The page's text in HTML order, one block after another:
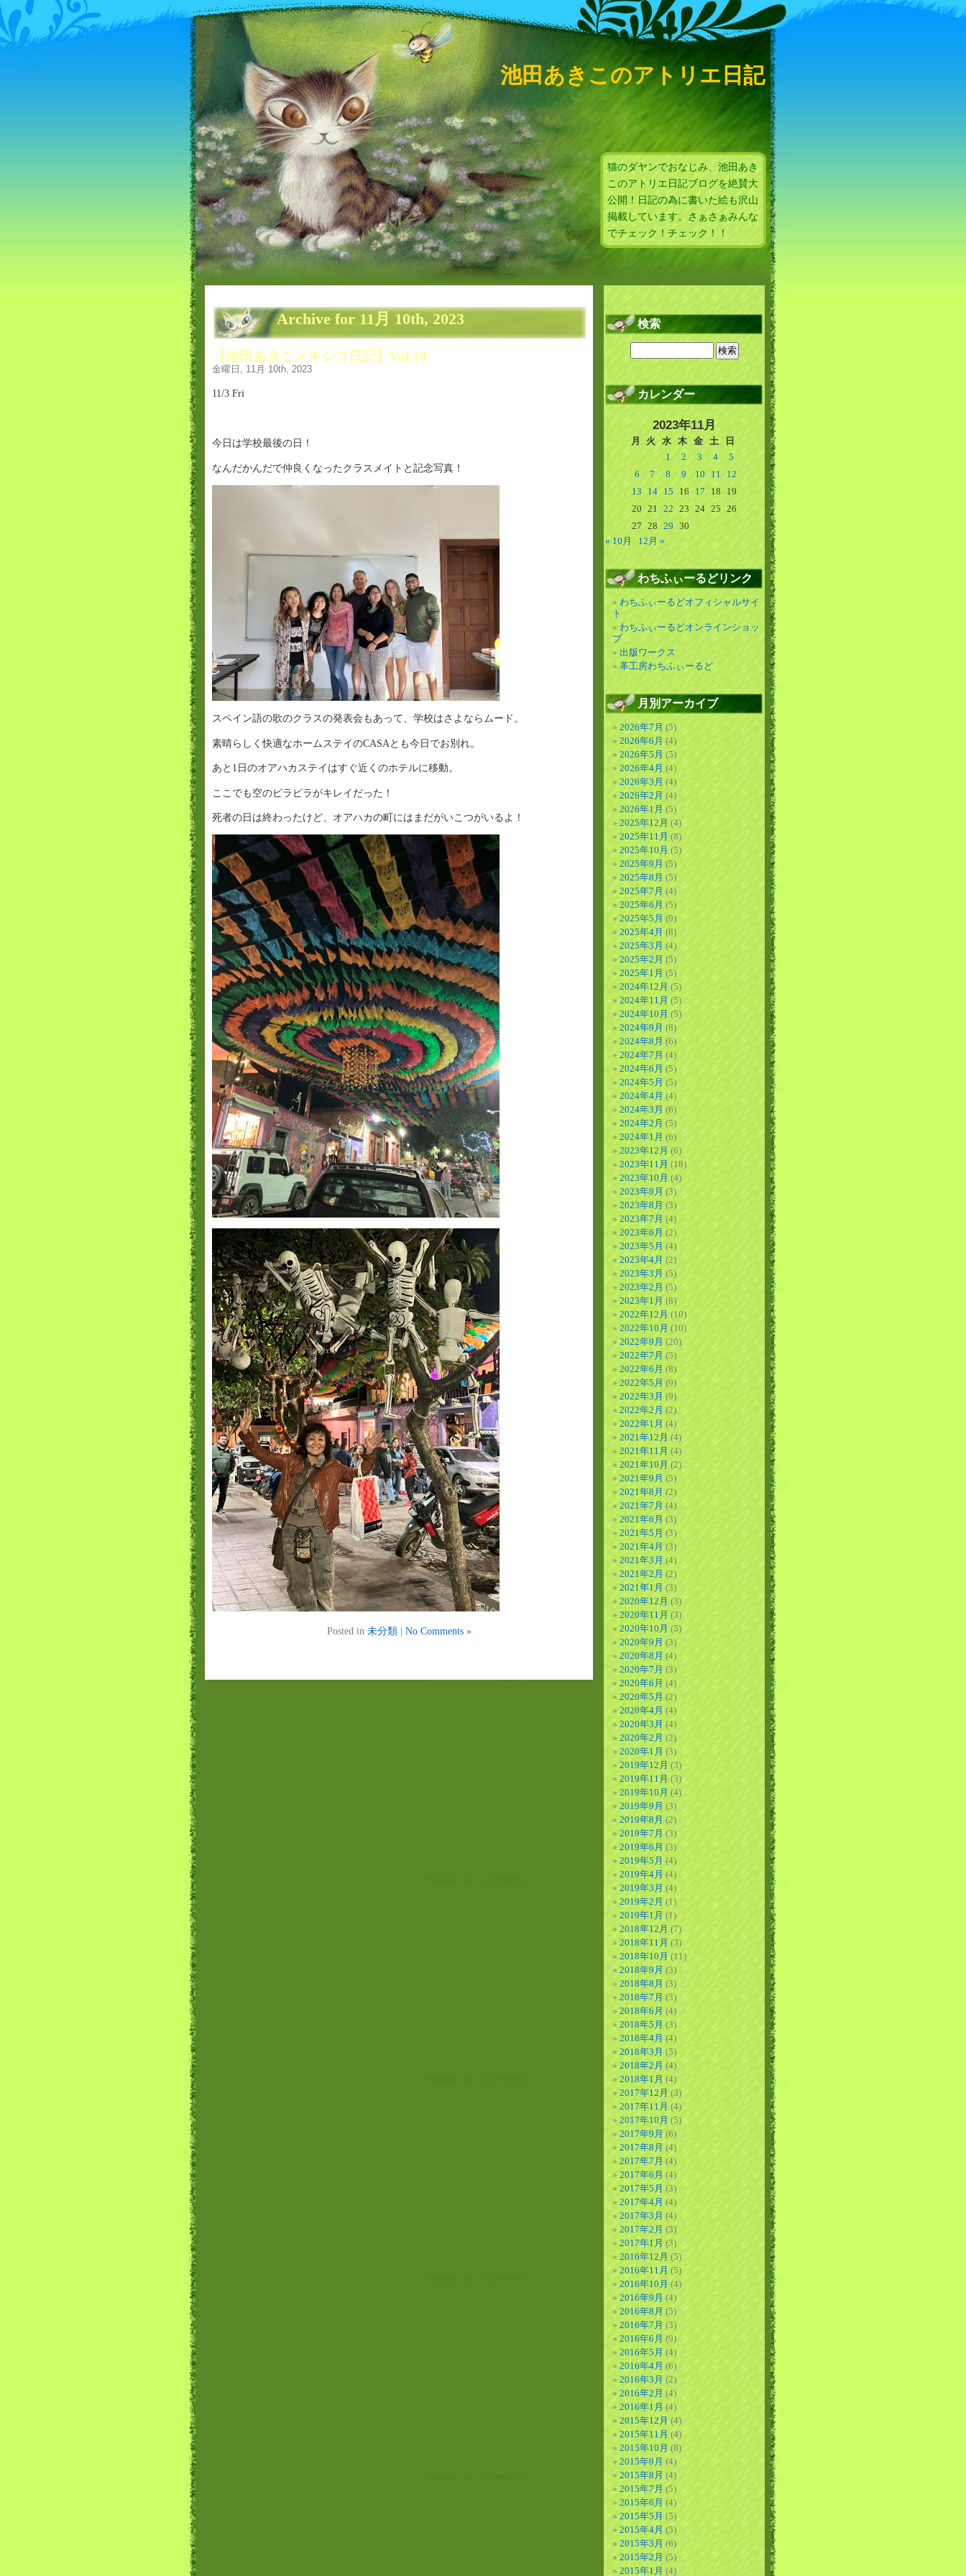
池田あきこのアトリエ日記
猫のダヤンでおなじみ、池田あき
このアトリエ日記ブログを絶賛大
公開！日記の為に書いた絵も沢山
掲載しています。さぁさぁみんな
でチェック！チェック！！
Archive for 11月 10th, 2023
【池田あきこメキシコ日記】Vol.10
金曜日, 11月 10th, 2023
11/3 Fri
今日は学校最後の日！
なんだかんだで仲良くなったクラスメイトと記念写真！
スペイン語の歌のクラスの発表会もあって、学校はさよならムード。
素晴らしく快適なホームステイのCASAとも今日でお別れ。
あと1日のオアハカステイはすぐ近くのホテルに移動。
ここでも空のピラピラがキレイだった！
死者の日は終わったけど、オアハカの町にはまだがいこつがいるよ！
Posted in 未分類| No Comments »
検索
カレンダー
2023年11月
月 火 水 木 金 土
日
1
2 3 4
5
6
7 8 9 10 11
12
13
14 15 16 17 18
19
20 21 22 23 24 25 26
27 28 29 30
« 10月
12月 »
わちふぃーるどリンク
わちふぃーるどオフィシャルサイ
ト
わちふぃーるどオンラインショッ
プ
出版ワークス
革工房わちふぃーるど
月別アーカイブ
2026年7月 (5)
2026年6月 (4)
2026年5月 (5)
2026年4月 (4)
2026年3月 (4)
2026年2月 (4)
2026年1月 (5)
2025年12月 (4)
2025年11月 (8)
2025年10月 (5)
2025年9月 (5)
2025年8月 (5)
2025年7月 (4)
2025年6月 (5)
2025年5月 (9)
2025年4月 (8)
2025年3月 (4)
2025年2月 (5)
2025年1月 (5)
2024年12月 (5)
2024年11月 (5)
2024年10月 (5)
2024年9月 (8)
2024年8月 (6)
2024年7月 (4)
2024年6月 (5)
2024年5月 (5)
2024年4月 (4)
2024年3月 (6)
2024年2月 (5)
2024年1月 (6)
2023年12月 (6)
2023年11月 (18)
2023年10月 (4)
2023年9月 (3)
2023年8月 (3)
2023年7月 (4)
2023年6月 (2)
2023年5月 (4)
2023年4月 (2)
2023年3月 (5)
2023年2月 (5)
2023年1月 (8)
2022年12月 (10)
2022年10月 (10)
2022年9月 (20)
2022年7月 (5)
2022年6月 (8)
2022年5月 (9)
2022年3月 (9)
2022年2月 (2)
2022年1月 (4)
2021年12月 (4)
2021年11月 (4)
2021年10月 (2)
2021年9月 (5)
2021年8月 (2)
2021年7月 (4)
2021年6月 (3)
2021年5月 (3)
2021年4月 (3)
2021年3月 (4)
2021年2月 (2)
2021年1月 (3)
2020年12月 (3)
2020年11月 (3)
2020年10月 (5)
2020年9月 (3)
2020年8月 (4)
2020年7月 (3)
2020年6月 (4)
2020年5月 (2)
2020年4月 (4)
2020年3月 (4)
2020年2月 (2)
2020年1月 (3)
2019年12月 (3)
2019年11月 (3)
2019年10月 (4)
2019年9月 (3)
2019年8月 (2)
2019年7月 (3)
2019年6月 (3)
2019年5月 (4)
2019年4月 (4)
2019年3月 (4)
2019年2月 (1)
2019年1月 (1)
2018年12月 (7)
2018年11月 (3)
2018年10月 (11)
2018年9月 (3)
2018年8月 (3)
2018年7月 (3)
2018年6月 (4)
2018年5月 (3)
2018年4月 (4)
2018年3月 (5)
2018年2月 (4)
2018年1月 (4)
2017年12月 (3)
2017年11月 (4)
2017年10月 (5)
2017年9月 (6)
2017年8月 (4)
2017年7月 (4)
2017年6月 (4)
2017年5月 (3)
2017年4月 (4)
2017年3月 (4)
2017年2月 (3)
2017年1月 (3)
2016年12月 (5)
2016年11月 (5)
2016年10月 (4)
2016年9月 (4)
2016年8月 (5)
2016年7月 (3)
2016年6月 (9)
2016年5月 (4)
2016年4月 (6)
2016年3月 (2)
2016年2月 (4)
2016年1月 (4)
2015年12月 (4)
2015年11月 (4)
2015年10月 (8)
2015年9月 (4)
2015年8月 (4)
2015年7月 (5)
2015年6月 (4)
2015年5月 (5)
2015年4月 (5)
2015年3月 (6)
2015年2月 (5)
2015年1月 (4)